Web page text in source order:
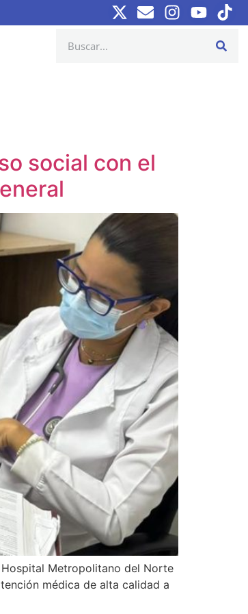
social con el
Metropolitano del Norte
médica de alta calidad a